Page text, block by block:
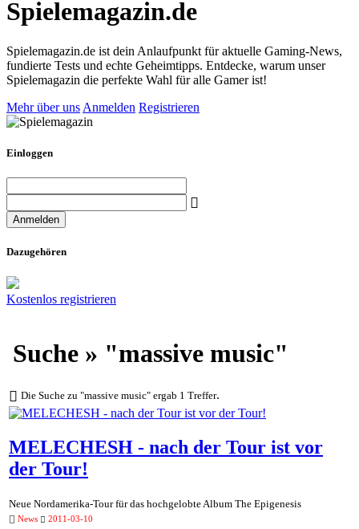
Spielemagazin.de
Spielemagazin.de ist dein Anlaufpunkt für aktuelle Gaming-News,
fundierte Tests und echte Geheimtipps. Entdecke, warum unser
Spielemagazin die perfekte Wahl für alle Gamer ist!
Mehr über uns Anmelden Registrieren
Einloggen
Dazugehören
Kostenlos registrieren
Suche » "massive music"
Die Suche zu "massive music" ergab 1 Treffer.
MELECHESH - nach der Tour ist vor
der Tour!
Neue Nordamerika-Tour für das hochgelobte Album The Epigenesis
News 2011-03-10